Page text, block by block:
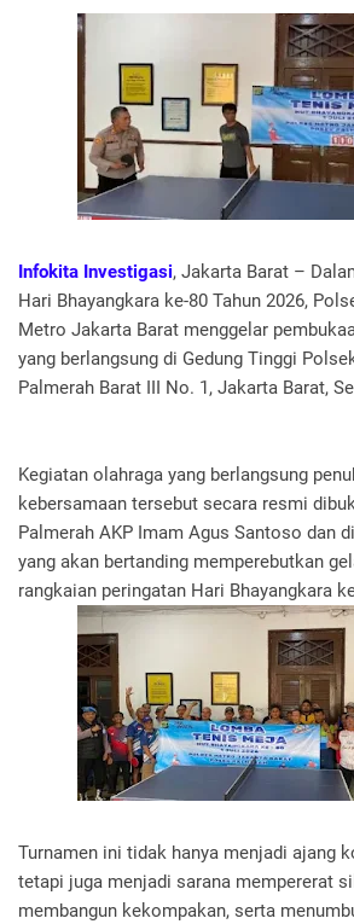
Infokita Investigasi, Jakarta Barat –
Hari Bhayangkara ke-80 Tahun 2026,
Metro Jakarta Barat menggelar
yang berlangsung di Gedung Tinggi
Palmerah Barat III No. 1, Jakarta Barat,
Kegiatan olahraga yang berlangsung
kebersamaan tersebut secara resmi
Palmerah AKP Imam Agus Santoso dan
yang akan bertanding memperebutkan
rangkaian peringatan Hari Bhayangkara
Turnamen ini tidak hanya menjadi ajang
tetapi juga menjadi sarana mempererat
membangun kekompakan, serta